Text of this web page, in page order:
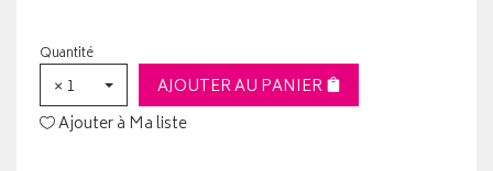
Quantité
× 1
AJOUTER AU PANIER
Ajouter à Ma liste